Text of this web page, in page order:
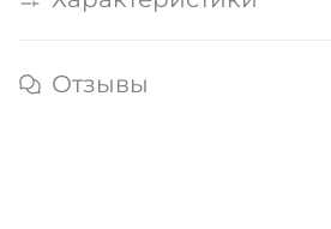
Отзывы